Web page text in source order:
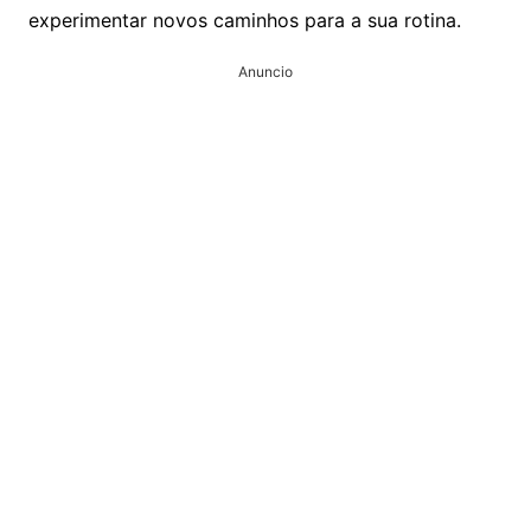
experimentar novos caminhos para a sua rotina.
Anuncio